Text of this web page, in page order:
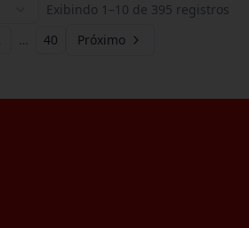
Exibindo 1 –10 de 395 registros
… 40 Próximo